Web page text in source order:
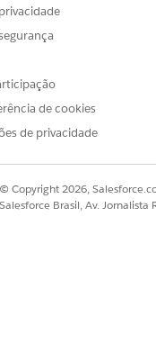
remoto
motoristas ou
de integração, crie
notificações
de cookies
de privacidade
© Copyright 2026,
Salesforce Brasil, Av.